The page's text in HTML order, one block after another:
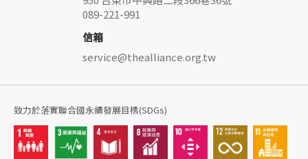
089-221-991
信箱
service@thealliance.org.tw
致力於落實聯合國永續發展目標(SDGs)